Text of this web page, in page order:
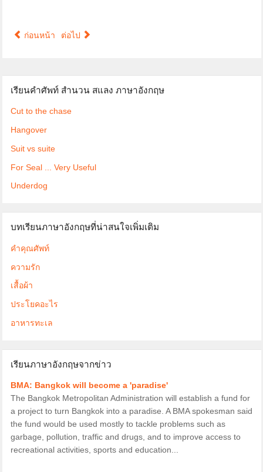
ก่อนหน้า ต่อไป
เรียนคำศัพท์ สำนวน สแลง ภาษาอังกฤษ
Cut to the chase
Hangover
Suit vs suite
For Seal ... Very Useful
Underdog
บทเรียนภาษาอังกฤษที่น่าสนใจเพิ่มเติม
คำคุณศัพท์
ความรัก
เสื้อผ้า
ประโยคอะไร
อาหารทะเล
เรียนภาษาอังกฤษจากข่าว
BMA: Bangkok will become a 'paradise'
The Bangkok Metropolitan Administration will establish a fund for
a project to turn Bangkok into a paradise. A BMA spokesman said
the fund would be used mostly to tackle problems such as
garbage, pollution, traffic and drugs, and to improve access to
recreational activities, sports and education...